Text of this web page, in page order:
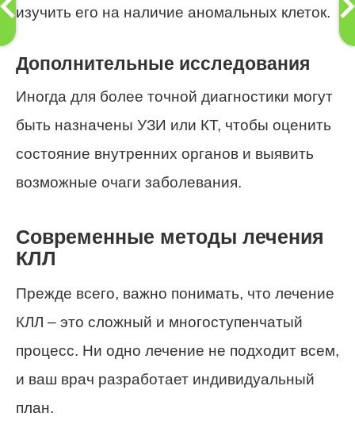
изучить его на наличие аномальных клеток.
Дополнительные исследования
Иногда для более точной диагностики могут
быть назначены УЗИ или КТ, чтобы оценить
состояние внутренних органов и выявить
возможные очаги заболевания.
Современные методы лечения
КЛЛ
Прежде всего, важно понимать, что лечение
КЛЛ – это сложный и многоступенчатый
процесс. Ни одно лечение не подходит всем,
и ваш врач разработает индивидуальный
план.